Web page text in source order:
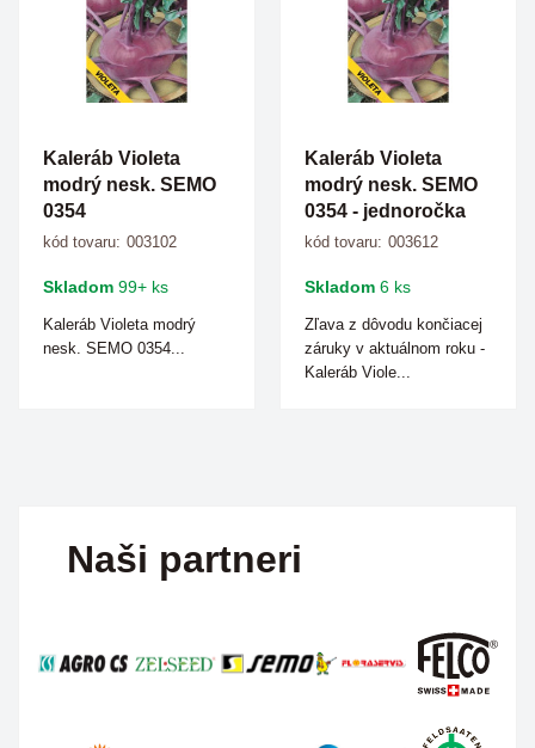
Kaleráb Violeta
modrý nesk. SEMO
0354
kód tovaru: 003102
Skladom 99+ ks
Kaleráb Violeta modrý
nesk. SEMO 0354...
Kaleráb Violeta
modrý nesk. SEMO
0354 - jednoročka
kód tovaru: 003612
Skladom 6 ks
Zľava z dôvodu končiacej
záruky v aktuálnom roku -
Kaleráb Viole...
Naši partneri